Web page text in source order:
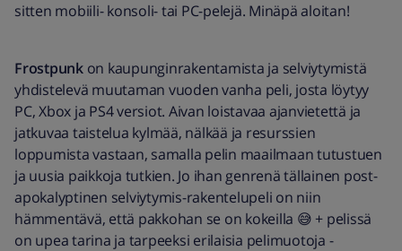
sitten mobiili- konsoli- tai PC-pelejä. Minäpä aloitan!
Frostpunkon kaupunginrakentamista ja selviytymistä
yhdistelevä muutaman vuoden vanha peli, josta löytyy
PC, Xbox ja PS4 versiot. Aivan loistavaa ajanvietettä ja
jatkuvaa taistelua kylmää, nälkää ja resurssien
loppumista vastaan, samalla pelin maailmaan tutustuen
ja uusia paikkoja tutkien. Jo ihan genrenä tällainen post-
apokalyptinen selviytymis-rakentelupeli on niin
hämmentävä, että pakkohan se on kokeilla 😅 + pelissä
on upea tarina ja tarpeeksi erilaisia pelimuotoja -